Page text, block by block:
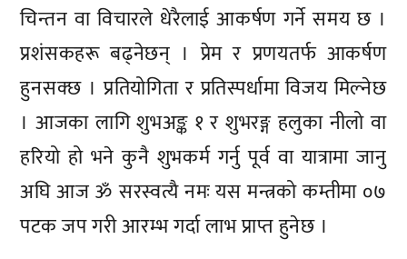
चिन्तन वा विचारले धेरैलाई आकर्षण गर्ने समय छ ।
प्रशंसकहरू बढ्नेछन् । प्रेम र प्रणयतर्फ आकर्षण
हुनसक्छ । प्रतियोगिता र प्रतिस्पर्धामा विजय मिल्नेछ
। आजका लागि शुभअङ्क १ र शुभरङ्ग हलुका नीलो वा
हरियो हो भने कुनै शुभकर्म गर्नु पूर्व वा यात्रामा जानु
अघि आज ॐ सरस्वत्यै नमः यस मन्त्रको कम्तीमा ०७
पटक जप गरी आरम्भ गर्दा लाभ प्राप्त हुनेछ ।